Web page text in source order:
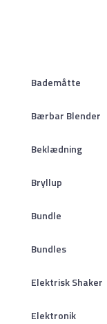
Bademåtte
Bærbar Blender
Beklædning
Bryllup
Bundle
Bundles
Elektrisk Shaker
Elektronik